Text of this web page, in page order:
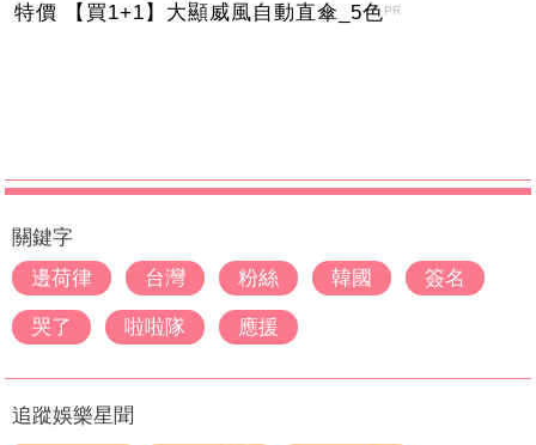
特價 【買1+1】大顯威風自動直傘_5色PR
關鍵字
邊荷律
台灣 粉絲 韓國 簽名
哭了 啦啦隊 應援
追蹤娛樂星聞